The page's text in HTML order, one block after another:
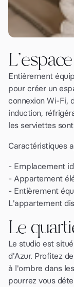
L'espace
Entièrement
pour créer un
connexion Wi-Fi,
induction,
les serviettes
Caractéristiques
- Emplacement
- Appartement
- Entièrement
L'appartement
Le
Le studio est
d'Azur. Profitez
à l'ombre dans
pourrez vous